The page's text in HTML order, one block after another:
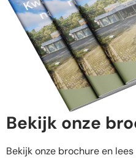
Bekijk onze
Bekijk onze brochure en